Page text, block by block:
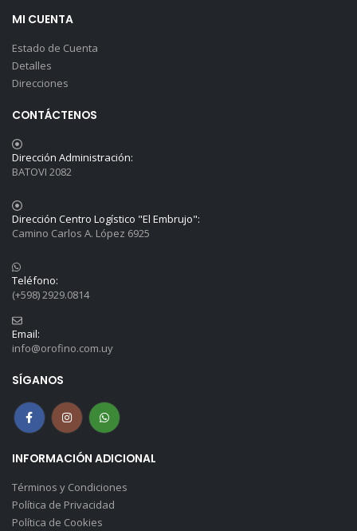
MI CUENTA
Estado de Cuenta
Detalles
Direcciones
CONTÁCTENOS
Dirección Administración:
BATOVI 2082
Dirección Centro Logístico "El Embrujo":
Camino Carlos A. López 6925
Teléfono:
(+598) 2929.0814
Email:
info@orofino.com.uy
SÍGANOS
INFORMACIÓN ADICIONAL
Términos y Condiciones
Política de Privacidad
Política de Cookies